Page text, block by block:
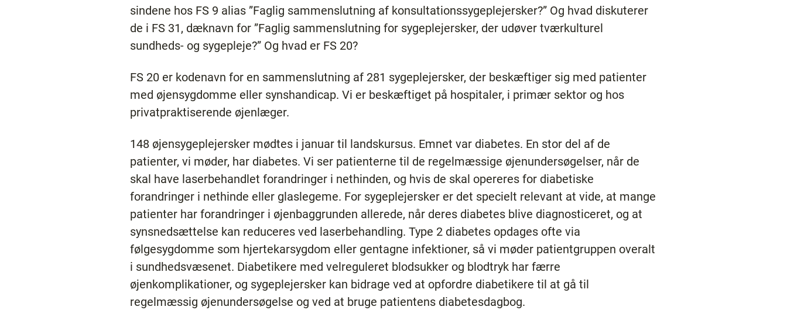
sindene hos FS 9 alias ”Faglig sammenslutning af konsultationssygeplejersker?” Og hvad diskuterer
de i FS 31, dæknavn for ”Faglig sammenslutning for sygeplejersker, der udøver tværkulturel
sundheds- og sygepleje?” Og hvad er FS 20?
FS 20 er kodenavn for en sammenslutning af 281 sygeplejersker, der beskæftiger sig med patienter
med øjensygdomme eller synshandicap. Vi er beskæftiget på hospitaler, i primær sektor og hos
privatpraktiserende øjenlæger.
148 øjensygeplejersker mødtes i januar til landskursus. Emnet var diabetes. En stor del af de
patienter, vi møder, har diabetes. Vi ser patienterne til de regelmæssige øjenundersøgelser, når de
skal have laserbehandlet forandringer i nethinden, og hvis de skal opereres for diabetiske
forandringer i nethinde eller glaslegeme. For sygeplejersker er det specielt relevant at vide, at mange
patienter har forandringer i øjenbaggrunden allerede, når deres diabetes blive diagnosticeret, og at
synsnedsættelse kan reduceres ved laserbehandling. Type 2 diabetes opdages ofte via
følgesygdomme som hjertekarsygdom eller gentagne infektioner, så vi møder patientgruppen overalt
i sundhedsvæsenet. Diabetikere med velreguleret blodsukker og blodtryk har færre
øjenkomplikationer, og sygeplejersker kan bidrage ved at opfordre diabetikere til at gå til
regelmæssig øjenundersøgelse og ved at bruge patientens diabetesdagbog.